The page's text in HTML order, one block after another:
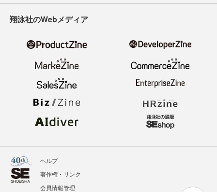
翔泳社のWebメディア
ヘルプ
著作権・リンク
会員情報管理